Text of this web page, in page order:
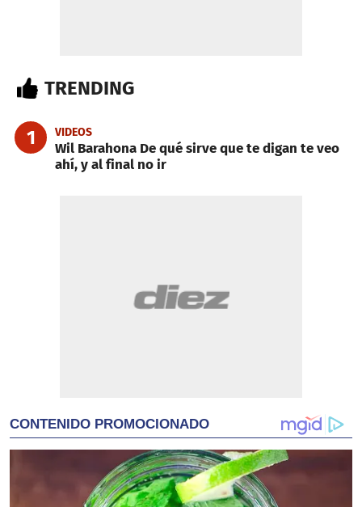
TRENDING
1 VIDEOS
Wil Barahona De qué sirve que te digan te veo
ahí, y al final no ir